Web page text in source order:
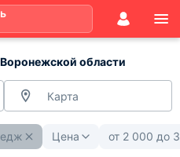
области
Карта
Цена от 2 000 до